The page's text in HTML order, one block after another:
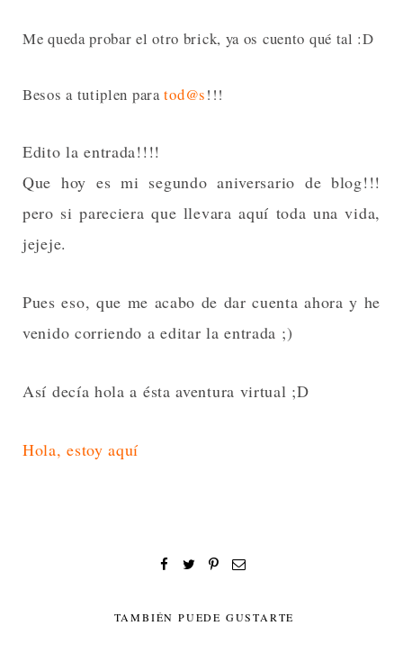
Me queda probar el otro brick, ya os cuento qué tal :D
Besos a tutiplen paratod@s!!!
Edito la entrada!!!!
Que hoy es mi segundo aniversario de blog!!!
pero si pareciera que llevara aquí toda una vida,
jejeje.
Pues eso, que me acabo de dar cuenta ahora y he
venido corriendo a editar la entrada ;)
Así decía hola a ésta aventura virtual ;D
Hola, estoy aquí
TAMBIÉN PUEDE GUSTARTE